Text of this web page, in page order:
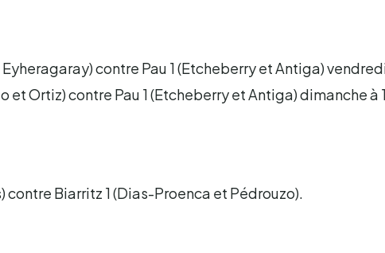
contre Pau 1 (Etcheberry et Antiga)
et Ortiz) contre Pau 1 (Etcheberry et Antiga) dimanche à
contre Biarritz 1 (Dias-Proenca et Pédrouzo).